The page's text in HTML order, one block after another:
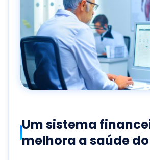
Um sistema
melhora a saúde